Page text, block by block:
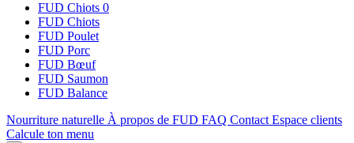
FUD Chiots 0
FUD Chiots
FUD Poulet
FUD Porc
FUD Bœuf
FUD Saumon
FUD Balance
Nourriture naturelle À propos de FUD FAQ Contact Espace clients
Calcule ton menu